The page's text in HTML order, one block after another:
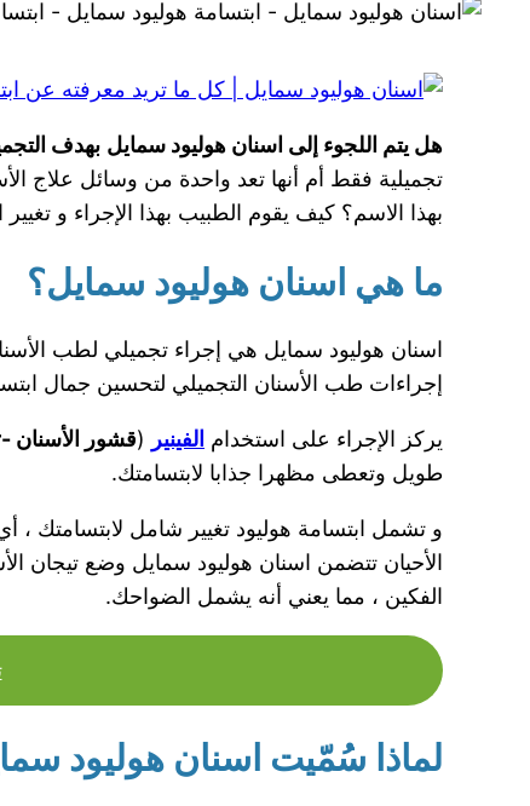
هل يتم اللجوء إلى اسنان هوليود سمايل بهدف
تجميلية فقط أم أنها تعد واحدة من وسائل علاج
بهذا الاسم؟ كيف يقوم الطبيب بهذا الإجراء و
ما هي اسنان هوليود سمايل؟
اسنان هوليود سمايل هي إجراء تجميلي لطب
إجراءات طب الأسنان التجميلي لتحسين جمال
يركز الإجراء على استخدام الفينير (قشور الأسنان -veneer )
طويل وتعطى مظهرا جذابا لابتسامتك.
الفكين ، مما يعني أنه يشمل الضواحك.
لماذا سُمّيت اسنان هوليود